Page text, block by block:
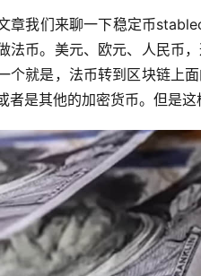
章我们来聊一下稳定币
法币。美元、欧元、人民币
个就是，法币转到区块链上
者是其他的加密货币。但是这